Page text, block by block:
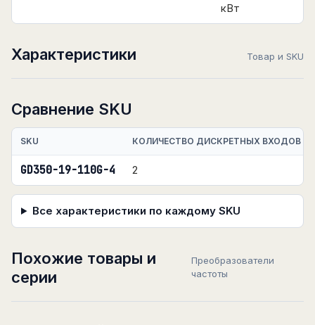
кВт
Характеристики Товар и SKU
Сравнение SKU
SKU КОЛИЧЕСТВО ДИСКРЕТНЫХ ВХОДОВ
GD350-19-110G-4 2
Все характеристики по каждому SKU
Похожие товары и
серии
Преобразователи
частоты